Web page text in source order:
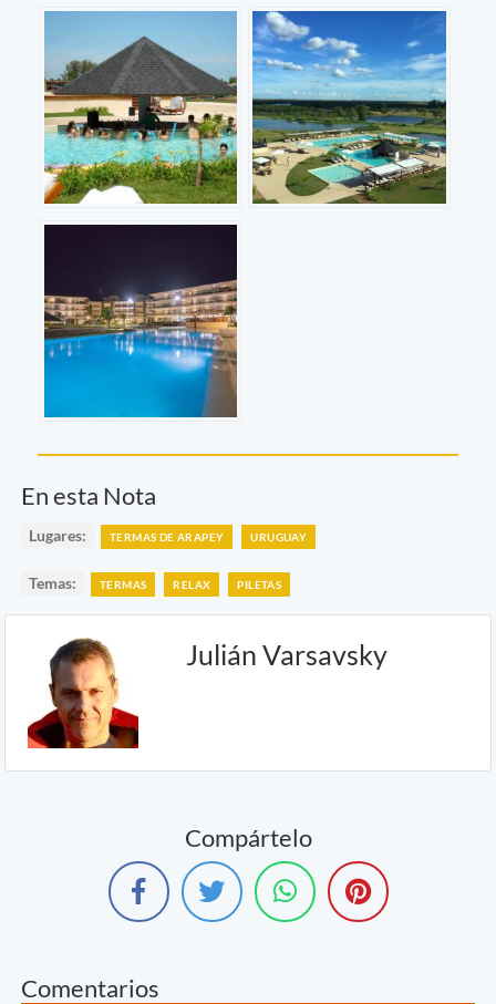
En esta Nota
Lugares: TERMAS DE ARAPEY URUGUAY
Temas: TERMAS RELAX PILETAS
Julián Varsavsky
Compártelo
Comentarios